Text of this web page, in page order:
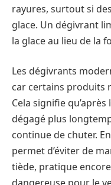
rayures, surtout si
glace. Un dégivrant
la glace au lieu de la
Les dégivrants
car certains produits
Cela signifie
dégagé plus
continue de chuter.
permet d’éviter de
tiède, pratique